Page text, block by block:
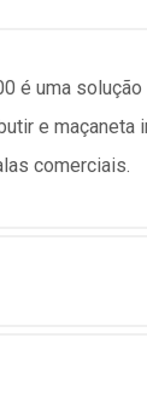
é uma
e
comerciais.